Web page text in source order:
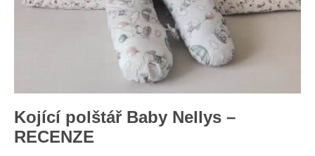
Kojící polštář Baby Nellys –
RECENZE